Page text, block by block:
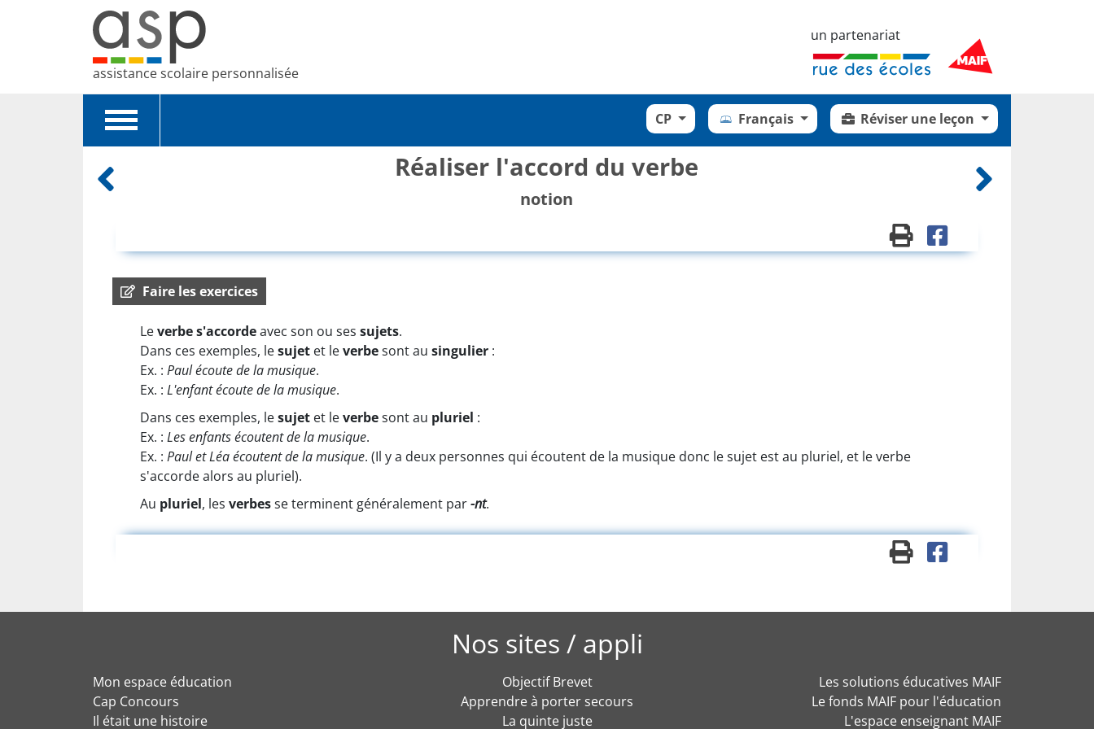
assistance scolaire personnalisée
un partenariat
Toggle
CP Français Réviser une leçon
Réaliser l'accord du verbe
notion
Faire les exercices
Leverbe s'accordeavec son ou ses sujets.
Dans ces exemples, lesujet et leverbesont au singulier :
Ex. : Paul écoute de la musique.
Ex. : L'enfant écoute de la musique.
Dans ces exemples, lesujet et leverbesont au pluriel :
Ex. : Les enfants écoutent de la musique.
Ex. : Paul et Léa écoutent de la musique. (Il y a deux personnes qui écoutent de la musique donc le sujet est au pluriel, et le verbe
s'accorde alors au pluriel).
Au pluriel, les verbesse terminent généralement par-nt.
Nos sites / appli
Mon espace éducation
Cap Concours
Il était une histoire
Objectif Brevet
Apprendre à porter secours
La quinte juste
Les solutions éducatives MAIF
Le fonds MAIF pour l'éducation
L'espace enseignant MAIF